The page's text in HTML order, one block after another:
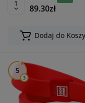
89.30zł
Dodaj do
5
3